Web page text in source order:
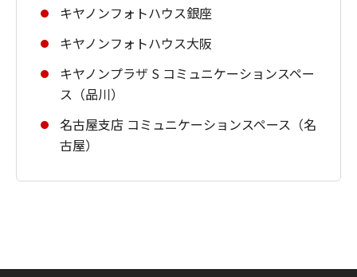
キヤノンフォトハウス銀座
キヤノンフォトハウス大阪
キヤノンプラザ S コミュニケーションスペー
ス（品川）
名古屋支店 コミュニケーションスペース（名
古屋）